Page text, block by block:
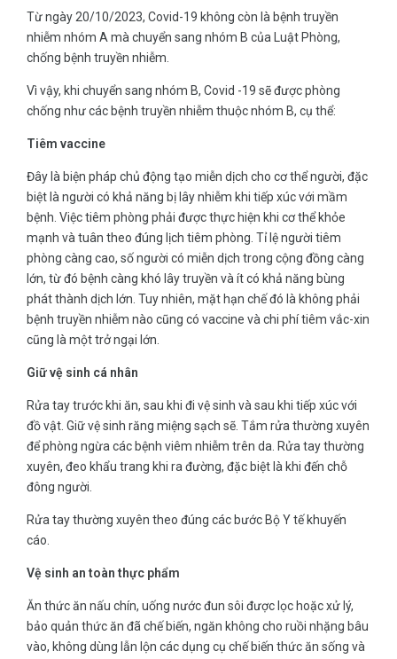
Từ ngày 20/10/2023, Covid-19 không còn là bệnh truyền
nhiễm nhóm A mà chuyển sang nhóm B của Luật Phòng,
chống bệnh truyền nhiễm.
Vì vậy, khi chuyển sang nhóm B, Covid -19 sẽ được phòng
chống như các bệnh truyền nhiễm thuộc nhóm B, cụ thể:
Tiêm vaccine
Đây là biện pháp chủ động tạo miễn dịch cho cơ thể người, đặc
biệt là người có khả năng bị lây nhiễm khi tiếp xúc với mầm
bệnh. Việc tiêm phòng phải được thực hiện khi cơ thể khỏe
mạnh và tuân theo đúng lịch tiêm phòng. Tỉ lệ người tiêm
phòng càng cao, số người có miễn dịch trong cộng đồng càng
lớn, từ đó bệnh càng khó lây truyền và ít có khả năng bùng
phát thành dịch lớn. Tuy nhiên, mặt hạn chế đó là không phải
bệnh truyền nhiễm nào cũng có vaccine và chi phí tiêm vắc-xin
cũng là một trở ngại lớn.
Giữ vệ sinh cá nhân
Rửa tay trước khi ăn, sau khi đi vệ sinh và sau khi tiếp xúc với
đồ vật. Giữ vệ sinh răng miệng sạch sẽ. Tắm rửa thường xuyên
để phòng ngừa các bệnh viêm nhiễm trên da. Rửa tay thường
xuyên, đeo khẩu trang khi ra đường, đặc biệt là khi đến chỗ
đông người.
Rửa tay thường xuyên theo đúng các bước Bộ Y tế khuyến
cáo.
Vệ sinh an toàn thực phẩm
Ăn thức ăn nấu chín, uống nước đun sôi được lọc hoặc xử lý,
bảo quản thức ăn đã chế biến, ngăn không cho ruồi nhặng bâu
vào, không dùng lẫn lộn các dụng cụ chế biến thức ăn sống và